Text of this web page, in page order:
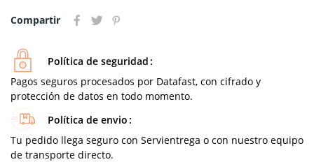
Compartir
Política de seguridad
Pagos seguros procesados por Datafast, con cifrado y
protección de datos en todo momento.
Política de envio
Tu pedido llega seguro con Servientrega o con nuestro equipo
de transporte directo.